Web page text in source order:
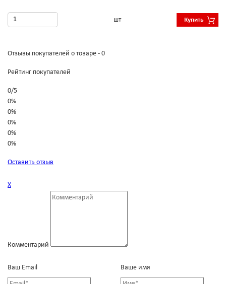
шт Купить
Отзывы покупателей о товаре - 0
Рейтинг покупателей
0/5
0%
0%
0%
0%
0%
Оставить отзыв
Х
Комментарий
Ваш Email Ваше имя